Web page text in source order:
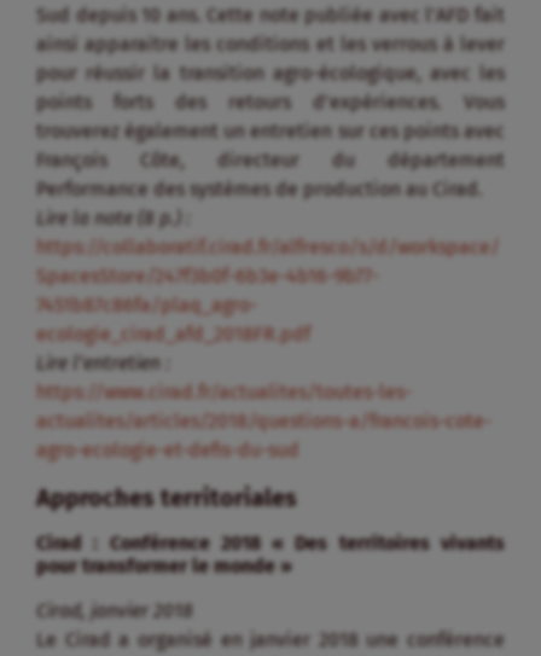
Sud depuis 10 ans. Cette note publiée avec l’AFD fait
ainsi apparaitre les conditions et les verrous à lever
pour réussir la transition agro-écologique, avec les
points forts des retours d’expériences. Vous
trouverez également un entretien sur ces points avec
François Côte, directeur du département
Performance des systèmes de production au Cirad.
Lire la note (8 p.) :
https://collaboratif.cirad.fr/alfresco/s/d/workspace/
SpacesStore/247f3b0f-6b3e-4b16-9b77-
7451b87c86fa/plaq_agro-
ecologie_cirad_afd_2018FR.pdf
Lire l’entretien :
https://www.cirad.fr/actualites/toutes-les-
actualites/articles/2018/questions-a/francois-cote-
agro-ecologie-et-defis-du-sud
Approches territoriales
Cirad : Conférence 2018 « Des territoires vivants
pour transformer le monde »
Cirad, janvier 2018
Le Cirad a organisé en janvier 2018 une conférence